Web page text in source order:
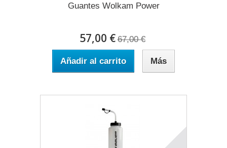
Guantes Wolkam Power
57,00 € 67,00 €
Añadir al carrito Más